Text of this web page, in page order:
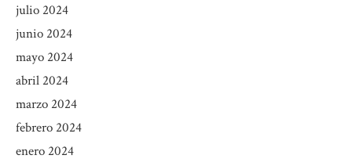
julio 2024
junio 2024
mayo 2024
abril 2024
marzo 2024
febrero 2024
enero 2024